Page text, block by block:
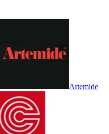
Artemide